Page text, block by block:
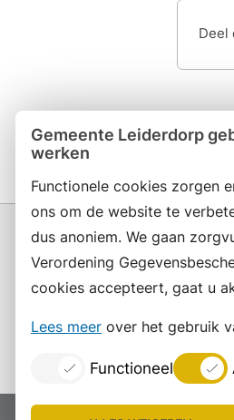
Gemeente Leiderdorp
werken
Functionele cookies zorgen
ons om de website te
dus anoniem. We gaan
Verordening
cookies accepteert, gaat u
Lees meer over het gebruik
Functioneel
Deel